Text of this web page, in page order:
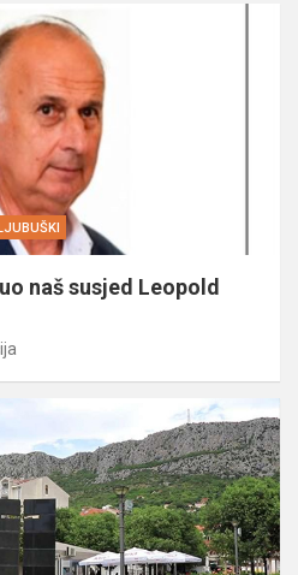
LJUBUŠKI
naš susjed Leopold